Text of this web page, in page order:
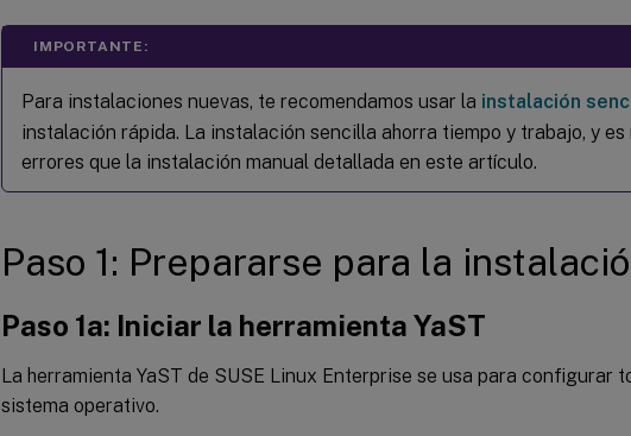
IMPORTANTE:
Para instalaciones nuevas, te recomendamos usar la instalación
instalación rápida. La instalación sencilla ahorra tiempo y trabajo, y es
errores que la instalación manual detallada en este artículo.
Paso 1: Prepararse para la
Paso 1a: Iniciar la herramienta YaST
La herramienta YaST de SUSE Linux Enterprise se usa para configurar
sistema operativo.